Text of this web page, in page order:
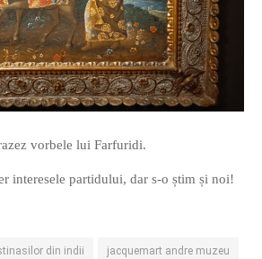
vorbele lui Farfuridi.
interesele partidului, dar s-o știm și noi!
din indii jacquemart andre muzeu